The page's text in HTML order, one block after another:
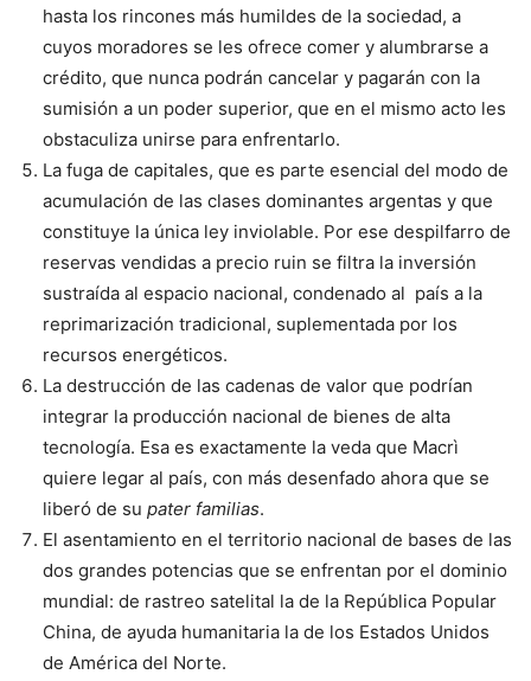
hasta los rincones más humildes de la sociedad, a
cuyos moradores se les ofrece comer y alumbrarse a
crédito, que nunca podrán cancelar y pagarán con la
sumisión a un poder superior, que en el mismo acto les
obstaculiza unirse para enfrentarlo.
La fuga de capitales, que es parte esencial del modo de
acumulación de las clases dominantes argentas y que
constituye la única ley inviolable. Por ese despilfarro de
reservas vendidas a precio ruin se filtra la inversión
sustraída al espacio nacional, condenado al país a la
reprimarización tradicional, suplementada por los
recursos energéticos.
La destrucción de las cadenas de valor que podrían
integrar la producción nacional de bienes de alta
tecnología. Esa es exactamente la veda que Macrì
quiere legar al país, con más desenfado ahora que se
liberó de su pater familias.
El asentamiento en el territorio nacional de bases de las
dos grandes potencias que se enfrentan por el dominio
mundial: de rastreo satelital la de la República Popular
China, de ayuda humanitaria la de los Estados Unidos
de América del Norte.